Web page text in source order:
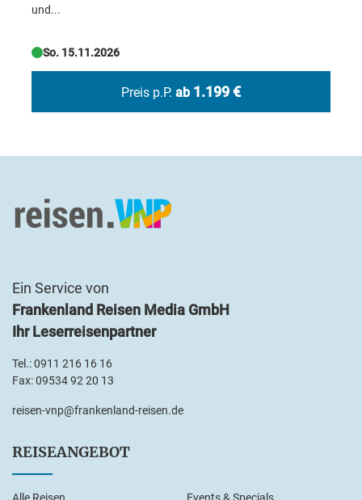
Brügge - Glockenturm Belfried
© 2015
und...
So. 15.11.2026
Preis p.P. ab 1.199 €
Ein Service von
Frankenland Reisen Media GmbH
Ihr Leserreisenpartner
Tel.:0911 216 16 16
Fax: 09534 92 20 13
reisen-vnp@frankenland-reisen.de
REISEANGEBOT